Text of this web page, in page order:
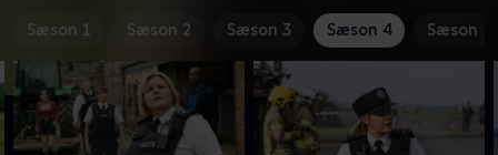
Sæson 1 Sæson 2 Sæson 3 Sæson 4 Sæson 5